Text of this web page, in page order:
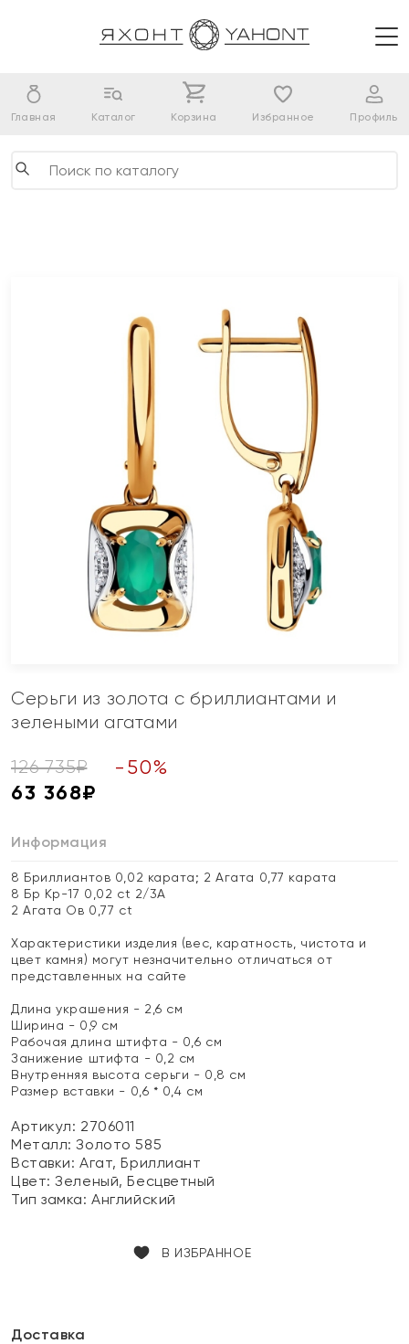
Главная Каталог Корзина Избранное Профиль
Серьги из золота с бриллиантами и
зелеными агатами
126 735₽ - 50%
63 368₽
Информация
8 Бриллиантов 0,02 карата; 2 Агата 0,77 карата
8 Бр Кр-17 0,02 ct 2/3А
2 Агата Ов 0,77 ct
Характеристики изделия (вес, каратность, чистота и
цвет камня) могут незначительно отличаться от
представленных на сайте
Длина украшения - 2,6 см
Ширина - 0,9 см
Рабочая длина штифта - 0,6 см
Занижение штифта - 0,2 см
Внутренняя высота серьги - 0,8 см
Размер вставки - 0,6 * 0,4 см
Артикул: 2706011
Металл:Золото 585
Вставки:Агат, Бриллиант
Цвет:Зеленый, Бесцветный
Тип замка:Английский
В ИЗБРАННОЕ
Доставка